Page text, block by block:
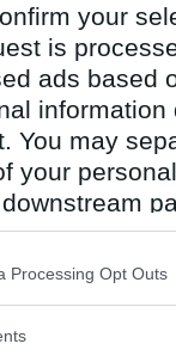
your
is
ads based
You may
your
downstream
by us
Participants
that this
Processing Opt Outs